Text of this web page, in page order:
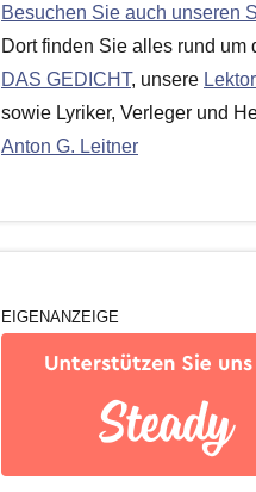
Besuchen Sie auch unseren
Dort finden Sie alles rund um
DAS GEDICHT, unsere
sowie Lyriker, Verleger und
Anton G. Leitner
EIGENANZEIGE